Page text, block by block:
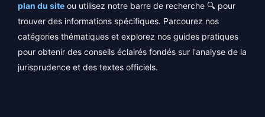
plan du site ou utilisez notre barre de recherche 🔍 pour
trouver des informations spécifiques. Parcourez nos
catégories thématiques et explorez nos guides pratiques
pour obtenir des conseils éclairés fondés sur l'analyse de la
jurisprudence et des textes officiels.